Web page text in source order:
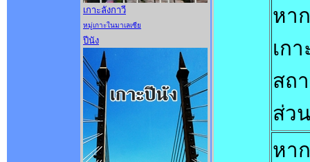
เกาะลังกาวี
หมู่เกาะในมาเลเซีย
ปีนัง
หา
เก
สถ
ส่ว
หา